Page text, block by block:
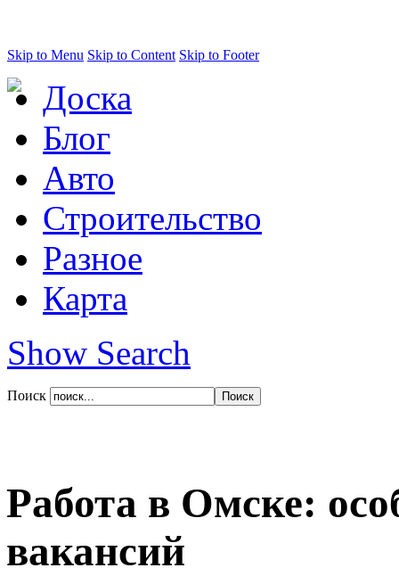
Skip to Menu Skip to Content Skip to Footer
Доска
Блог
Авто
Строительство
Разное
Карта
Show Search
Поиск
Работа в Омске:
вакансий